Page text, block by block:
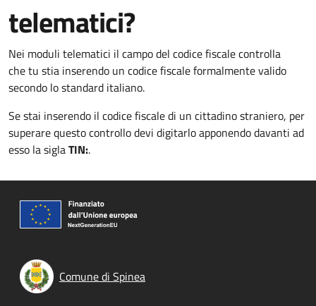
telematici?
Nei moduli telematici il campo del codice fiscale controlla
che tu stia inserendo un codice fiscale formalmente valido
secondo lo standard italiano.
Se stai inserendo il codice fiscale di un cittadino straniero, per
superare questo controllo devi digitarlo apponendo davanti ad
esso la siglaTIN:.
Comune di Spinea